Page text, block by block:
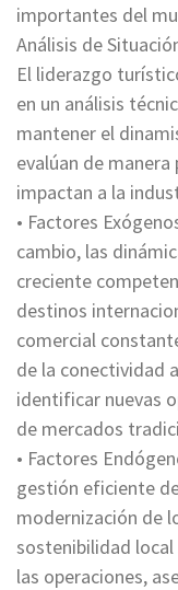
importantes del
Análisis de
El liderazgo
en un análisis
mantener el
evalúan de
impactan a la
• Factores
cambio, las
creciente
destinos
comercial
de la conectividad
identificar nuevas
de mercados
• Factores
gestión eficiente
modernización de
sostenibilidad
las operaciones,